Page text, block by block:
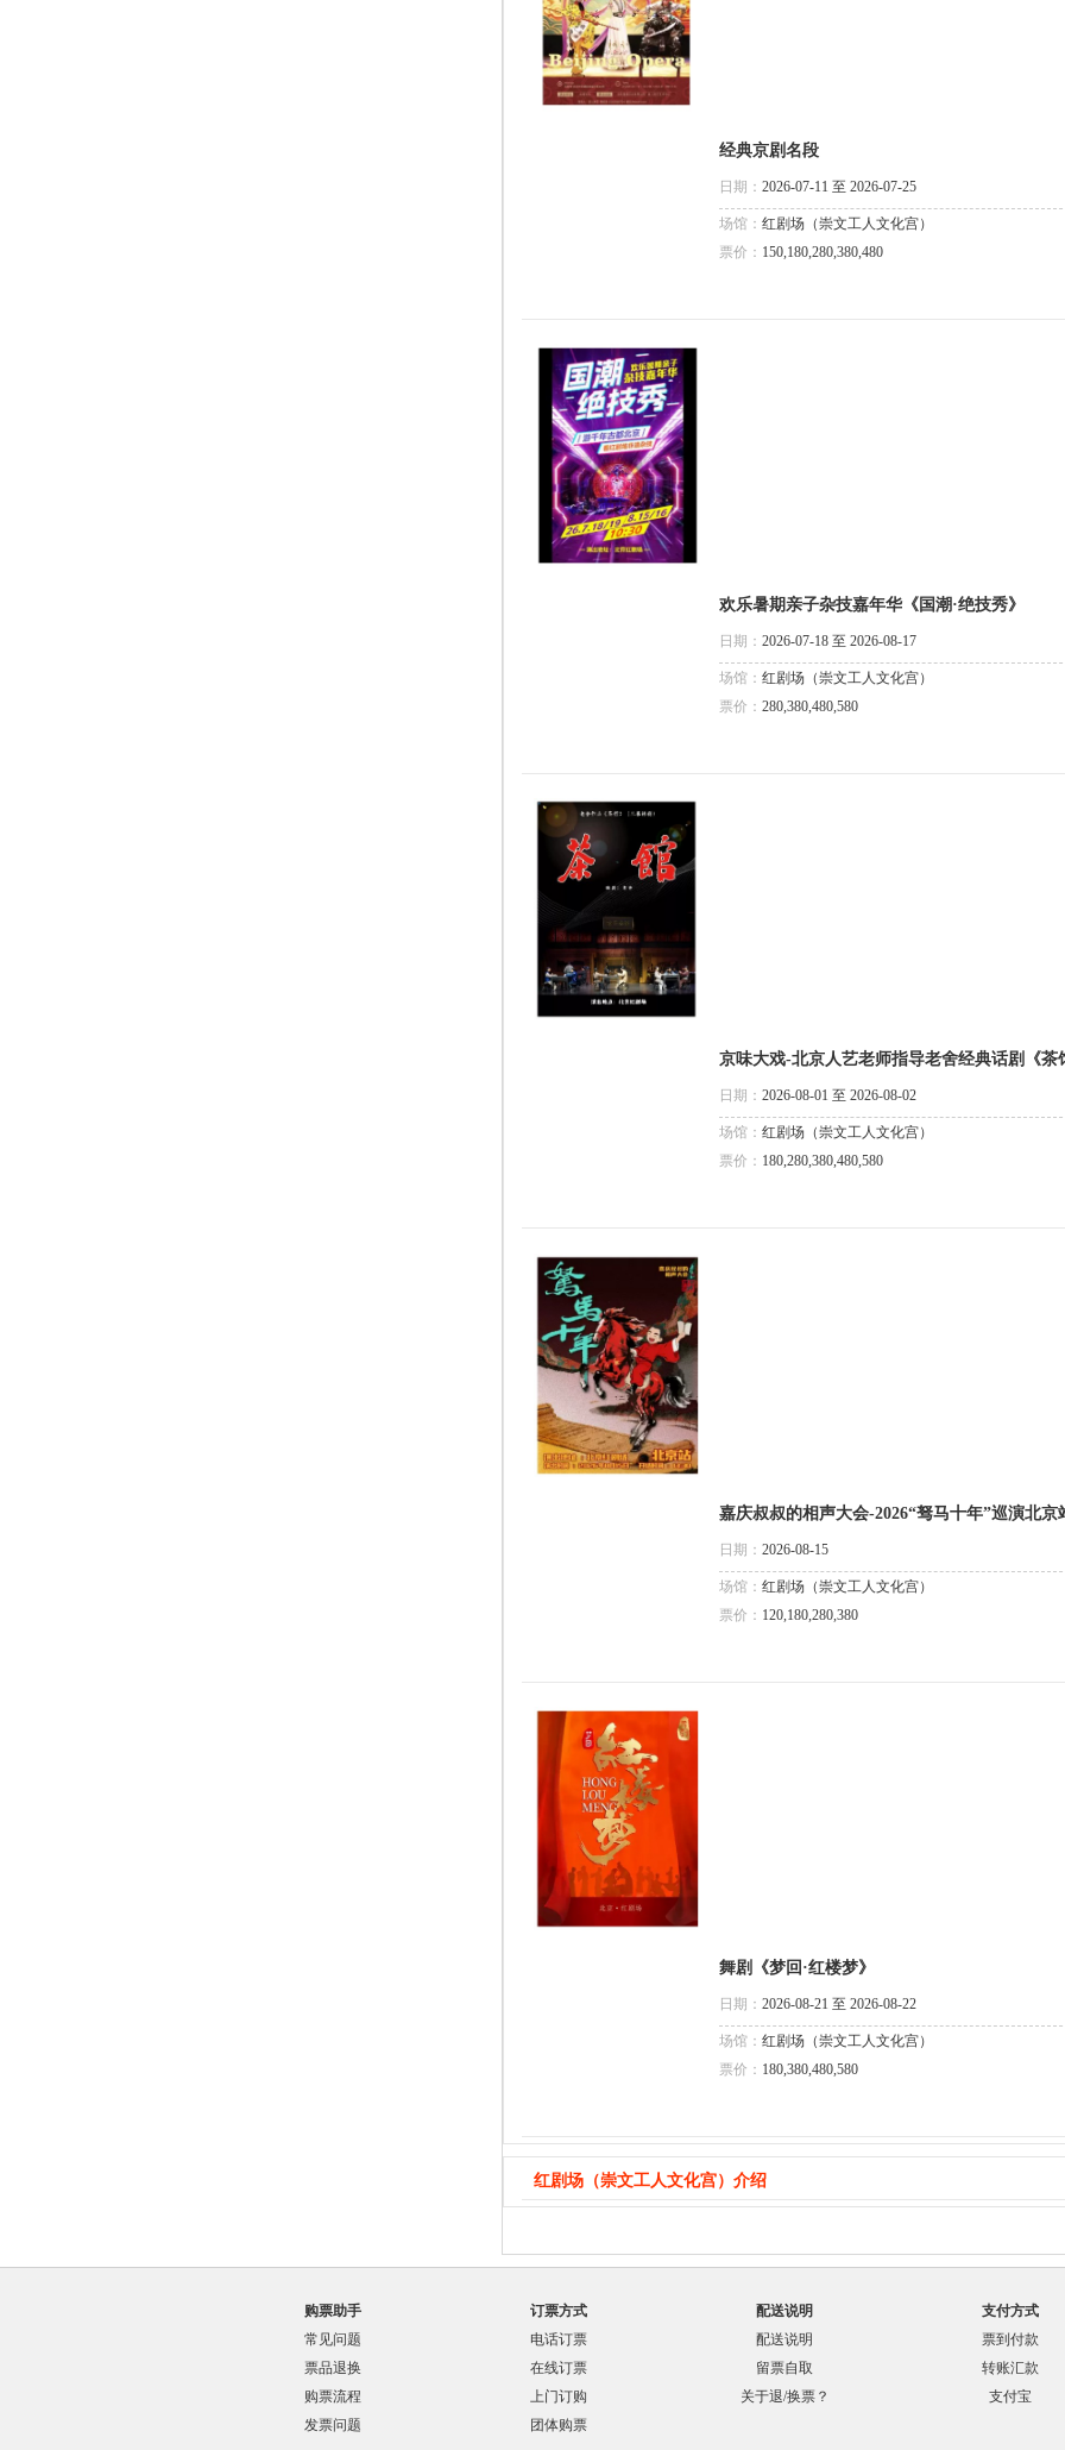
经典京剧名段
日期： 2026-07-11 至 2026-07-25
场馆： 红剧场（崇文工人文化宫）
票价： 150,180,280,380,480
欢乐暑期亲子杂技嘉年华《国潮·绝技秀》
日期： 2026-07-18 至 2026-08-17
场馆： 红剧场（崇文工人文化宫）
票价： 280,380,480,580
京味大戏-北京人艺老师指导老舍经典话剧《茶
日期： 2026-08-01 至 2026-08-02
场馆： 红剧场（崇文工人文化宫）
票价： 180,280,380,480,580
嘉庆叔叔的相声大会-2026“驽马十年”巡演北京
日期： 2026-08-15
场馆： 红剧场（崇文工人文化宫）
票价： 120,180,280,380
舞剧《梦回·红楼梦》
日期： 2026-08-21 至 2026-08-22
场馆： 红剧场（崇文工人文化宫）
票价： 180,380,480,580
红剧场（崇文工人文化宫）介绍
购票助手
常见问题
票品退换
购票流程
发票问题
订票方式
电话订票
在线订票
上门订购
团体购票
配送说明
配送说明
留票自取
关于退/换票？
支付方式
票到付款
转账汇款
支付宝